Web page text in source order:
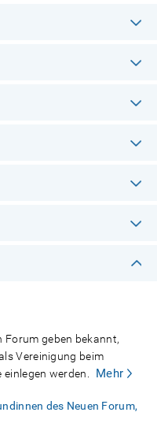
Forum geben bekannt,
Vereinigung beim
werden.
Mehr
des Neuen Forum,